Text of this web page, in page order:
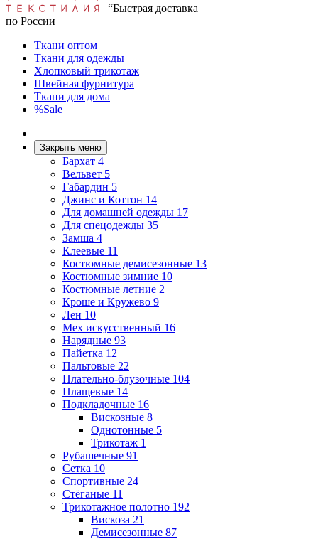
“Быстрая доставка
по России
Ткани оптом
Ткани для одежды
Хлопковый трикотаж
Швейная фурнитура
Ткани для дома
%Sale
Закрыть меню
Бархат 4
Вельвет 5
Габардин 5
Джинс и Коттон 14
Для домашней одежды 17
Для спецодежды 35
Замша 4
Клеевые 11
Костюмные демисезонные 13
Костюмные зимние 10
Костюмные летние 2
Кроше и Кружево 9
Лен 10
Мех искусственный 16
Нарядные 93
Пайетка 12
Пальтовые 22
Плательно-блузочные 104
Плащевые 14
Подкладочные 16
Вискозные 8
Однотонные 5
Трикотаж 1
Рубашечные 91
Сетка 10
Спортивные 24
Стёганые 11
Трикотажное полотно 192
Вискоза 21
Демисезонные 87